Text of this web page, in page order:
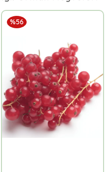
%56